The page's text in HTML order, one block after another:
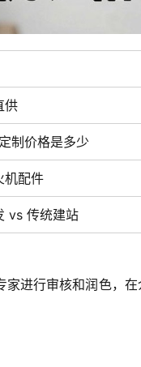
供
制价格是多少
机配件
vs 传统建站
进行审核和润色，